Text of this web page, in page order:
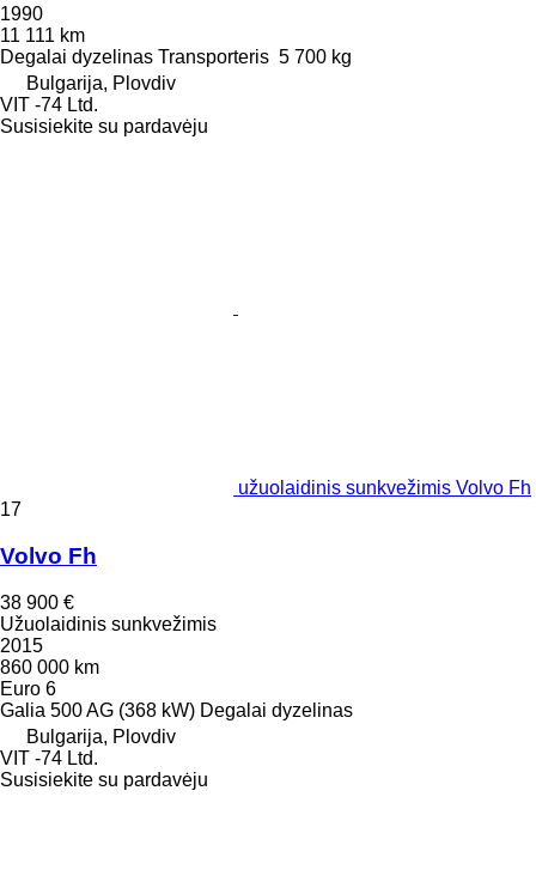
1990
11 111 km
Degalai dyzelinas Transporteris 5 700 kg
Bulgarija, Plovdiv
VIT -74 Ltd.
Susisiekite su pardavėju
užuolaidinis sunkvežimis Volvo Fh
17
Volvo Fh
38 900 €
Užuolaidinis sunkvežimis
2015
860 000 km
Euro 6
Galia 500 AG (368 kW) Degalai dyzelinas
Bulgarija, Plovdiv
VIT -74 Ltd.
Susisiekite su pardavėju